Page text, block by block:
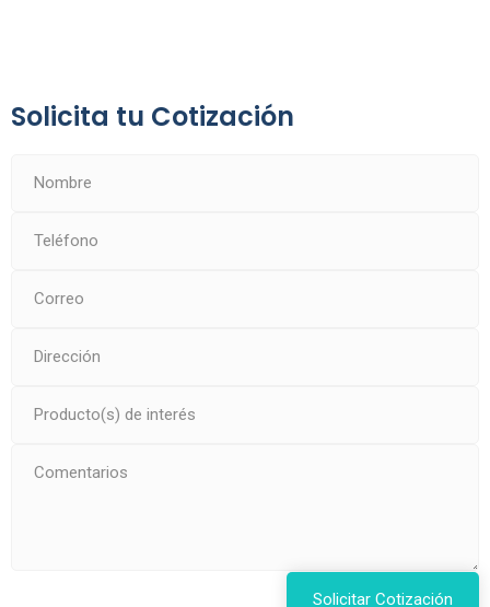
Solicita tu Cotización
Solicitar Cotización